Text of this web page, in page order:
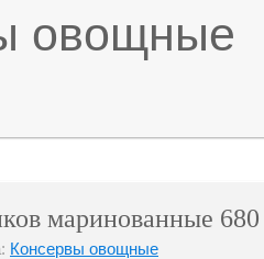
овощные
маринованные 680
Консервы овощные